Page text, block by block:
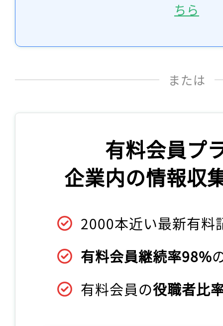
ちら
または
有料会員プ
企業内の情報収
2000本近い最新有料
有料会員継続率98%
有料会員の役職者比